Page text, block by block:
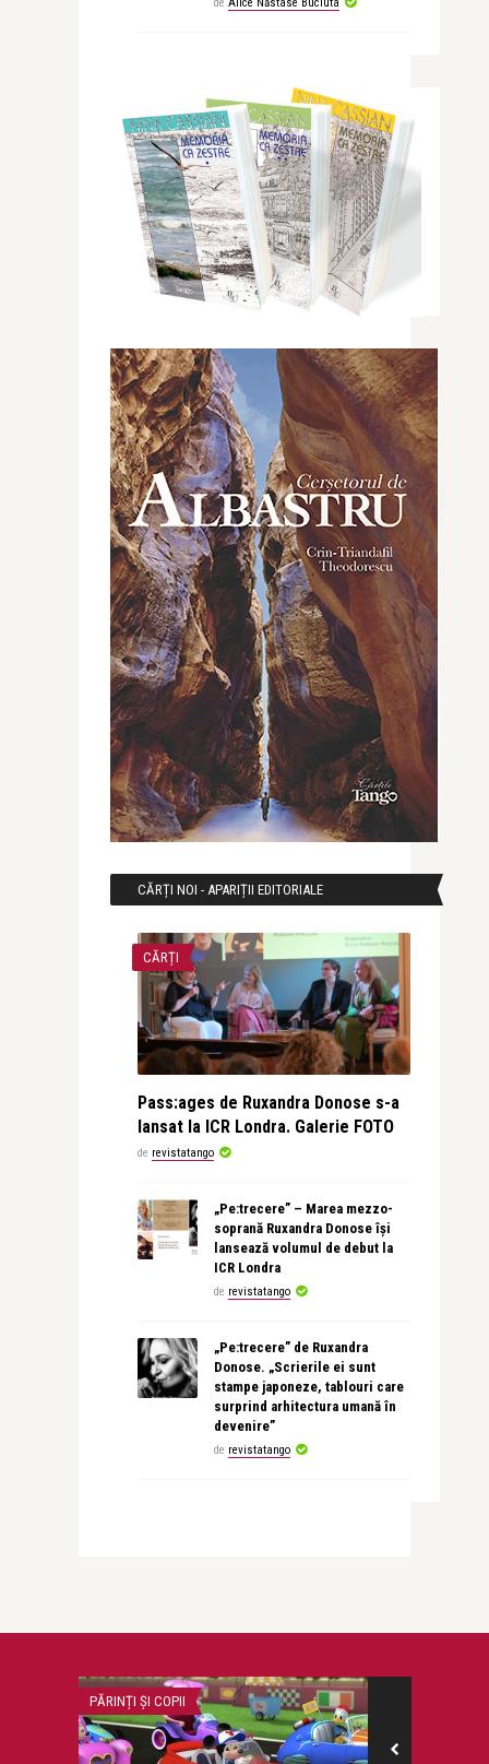
de Alice Năstase Buciuta
CĂRȚI NOI - APARIȚII EDITORIALE
CĂRȚI
Pass:ages de Ruxandra Donose s-a
lansat la ICR Londra. Galerie FOTO
de revistatango
„Pe:trecere” – Marea mezzo-
soprană Ruxandra Donose își
lansează volumul de debut la
ICR Londra
de revistatango
„Pe:trecere” de Ruxandra
Donose. „Scrierile ei sunt
stampe japoneze, tablouri care
surprind arhitectura umană în
devenire”
de revistatango
PĂRINȚI ȘI COPII